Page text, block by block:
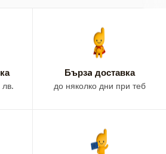
Бързa доставка
до няколко дни при теб